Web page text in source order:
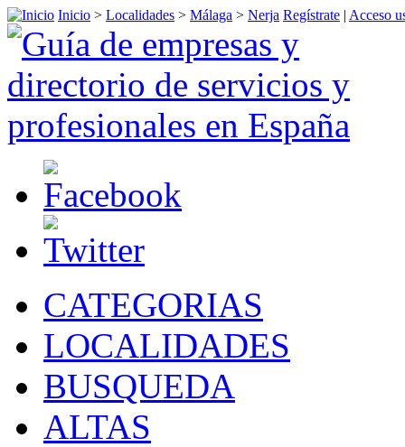
Inicio > Localidades > Málaga > Nerja Regístrate | Acceso
CATEGORIAS
LOCALIDADES
BUSQUEDA
ALTAS